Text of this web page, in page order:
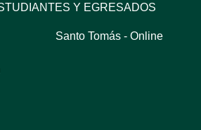
Y EGRESADOS
Santo Tomás - Online